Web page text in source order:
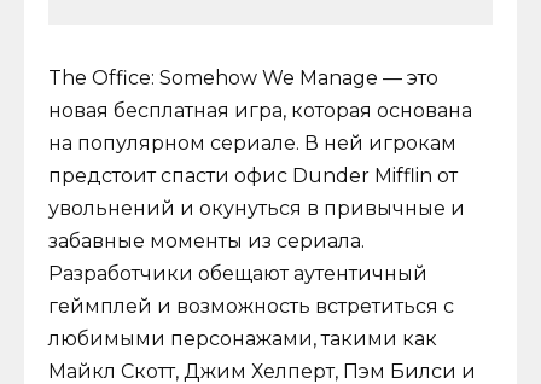
The Office: Somehow We Manage — это
новая бесплатная игра, которая основана
на популярном сериале. В ней игрокам
предстоит спасти офис Dunder Mifflin от
увольнений и окунуться в привычные и
забавные моменты из сериала.
Разработчики обещают аутентичный
геймплей и возможность встретиться с
любимыми персонажами, такими как
Майкл Скотт, Джим Хелперт, Пэм Билси и